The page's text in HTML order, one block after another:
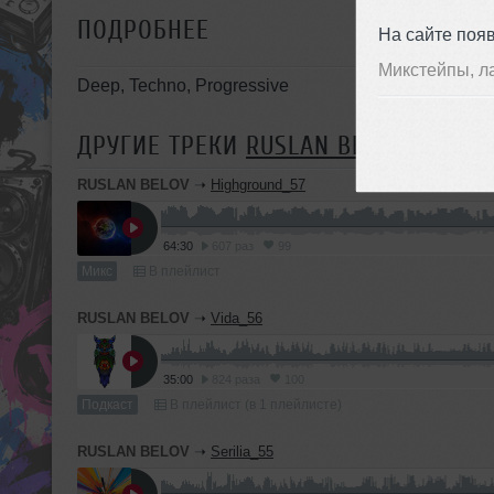
На сайте
Микстейпы,
ПОДРОБНЕЕ
Deep, Techno, Progressive
ДРУГИЕ ТРЕКИ RUSLAN BELOV
RUSLAN BELOV ➝ Highground_57
64:30
Микс
RUSLAN BELOV ➝ Vida_56
35:00
Подкаст
RUSLAN BELOV ➝ Serilia_55